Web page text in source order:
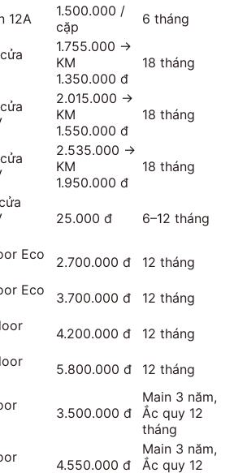
12A
1.500.000 /
cặp
6 tháng
1.755.000 →
KM
1.350.000 đ
18 tháng
2.015.000 →
KM
1.550.000 đ
18 tháng
2.535.000 →
KM
1.950.000 đ
18 tháng
25.000 đ 6–12 tháng
Eco
2.700.000 đ 12 tháng
Eco
3.700.000 đ 12 tháng
4.200.000 đ 12 tháng
5.800.000 đ 12 tháng
3.500.000 đ
Main 3 năm,
Ắc quy 12
tháng
4.550.000 đ
Main 3 năm,
Ắc quy 12